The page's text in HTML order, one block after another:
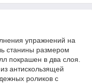
упражнений на
станины размером
покрашен в два слоя.
антискользящей
роликов с